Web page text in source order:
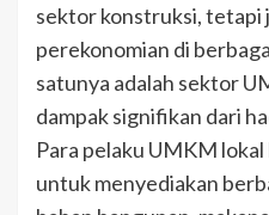
sektor konstruksi, tetapi
perekonomian di
satunya adalah sektor
dampak signifikan dari
Para pelaku UMKM
untuk menyediakan